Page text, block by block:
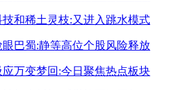
和稀土 灵枝:又进入跳水模式
眼巴蜀:静等高位个股风险释放
应万变梦回:今日聚焦热点板块